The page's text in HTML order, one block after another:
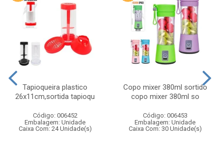
Tapioqueira plastico
26x11cm,sortida tapioqu
Código: 006452
Embalagem: Unidade
Caixa Com: 24 Unidade(s)
Copo mixer 380ml sortido
copo mixer 380ml so
Código: 006453
Embalagem: Unidade
Caixa Com: 30 Unidade(s)